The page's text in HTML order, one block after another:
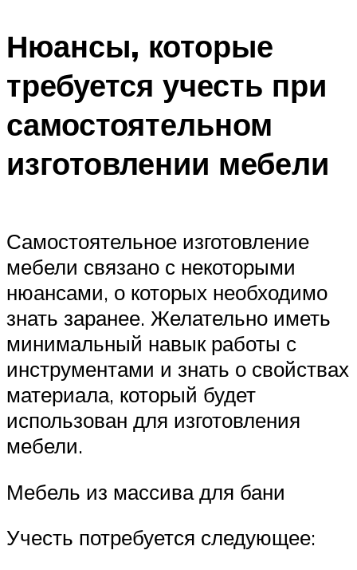
Нюансы, которые
требуется учесть при
самостоятельном
изготовлении мебели
Самостоятельное изготовление
мебели связано с некоторыми
нюансами, о которых необходимо
знать заранее. Желательно иметь
минимальный навык работы с
инструментами и знать о свойствах
материала, который будет
использован для изготовления
мебели.
Мебель из массива для бани
Учесть потребуется следующее: